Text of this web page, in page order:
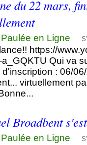
du 22 mars,
en Ligne
https://
Qui va
: 06/
virtuellement
Broadbent
en Ligne